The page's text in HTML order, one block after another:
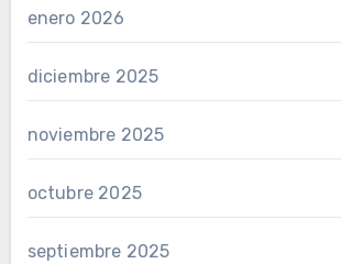
enero 2026
diciembre 2025
noviembre 2025
octubre 2025
septiembre 2025